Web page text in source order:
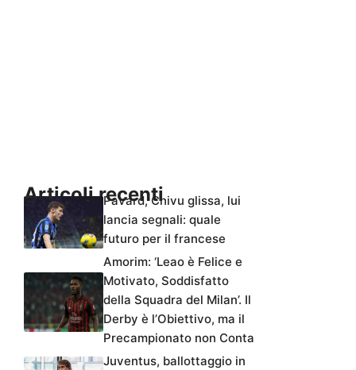
Articoli recentiPavard, Chivu glissa, lui
lancia segnali: quale
futuro per il francese
Amorim: ‘Leao è Felice e
Motivato, Soddisfatto
della Squadra del Milan’. Il
Derby è l’Obiettivo, ma il
Precampionato non Conta
Juventus, ballottaggio in